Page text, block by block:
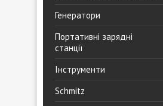
Генератори
Портативні зарядні
станції
Інструменти
Schmitz